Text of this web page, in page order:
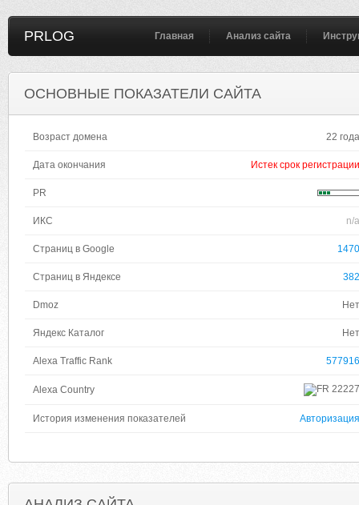
PRLOG Главная Анализ сайта
ОСНОВНЫЕ ПОКАЗАТЕЛИ САЙТА
Возраст домена 22 года
Дата окончания Истек срок регистрации
PR
ИКС n/a
Страниц в Google 1470
Страниц в Яндексе 382
Dmoz Нет
Яндекс Каталог Нет
Alexa Traffic Rank 577916
Alexa Country 22227
История изменения показателей Авторизация